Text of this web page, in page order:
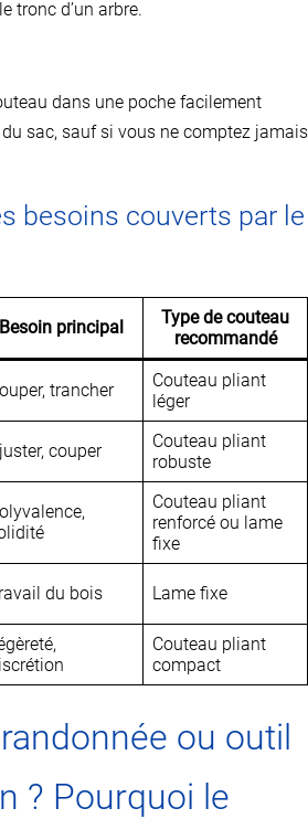
tronc d’un arbre.
dans une poche facilement
sac, sauf si vous ne comptez jamais
besoins couverts par le
Besoin principal
Type de couteau
recommandé
trancher
Couteau pliant
léger
couper
Couteau pliant
robuste
Couteau pliant
renforcé ou lame
fixe
du bois Lame fixe
Couteau pliant
compact
ou outil
? Pourquoi le